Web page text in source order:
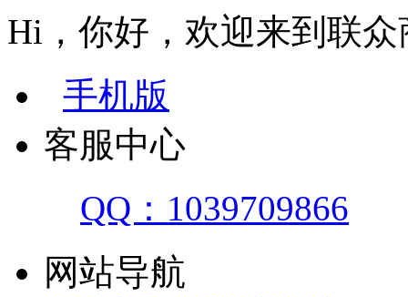
Hi，你好，欢迎来到联众
手机版
客服中心
QQ：1039709866
网站导航